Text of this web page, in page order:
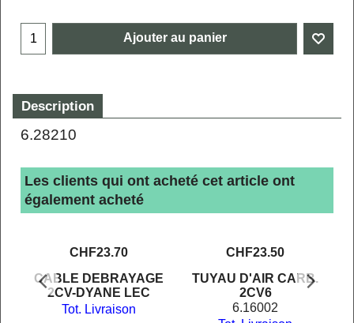
Ajouter au panier
Description
6.28210
Les clients qui ont acheté cet article ont
également acheté
CHF23.70
CABLE DEBRAYAGE
2CV-DYANE LEC
Tot. Livraison
CHF23.50
TUYAU D'AIR CARB.
2CV6
6.16002